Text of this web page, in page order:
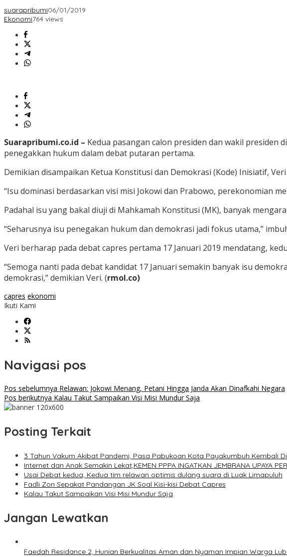
suarapribumi06/01/2019
Ekonomi764 views
Suarapribumi.co.id – Kedua pasangan calon presiden dan wakil presiden
penegakkan hukum dalam debat putaran pertama.
Demikian disampaikan Ketua Konstitusi dan Demokrasi (Kode) Inisiatif,
“Isu dominasi berdasarkan visi misi Jokowi dan Prabowo, perekonomian
Padahal isu yang bakal diuji di Mahkamah Konstitusi (MK), banyak
“Seharusnya isu penegakan hukum dan demokrasi jadi fokus utama,”
Veri berharap pada debat capres pertama 17 Januari 2019 mendatang,
“Semoga nanti pada debat kandidat 17 Januari semakin banyak isu
demokrasi,” demikian Veri. (rmol.co)
capres ekonomi
Ikuti Kami
Navigasi pos
Pos sebelumnya Relawan: Jokowi Menang, Petani Hingga Janda Akan Dinafkahi Negara
Pos berikutnya Kalau Takut Sampaikan Visi Misi Mundur Saja
Posting Terkait
3 Tahun Vakum Akibat Pandemi, Pasa Pabukoan Kota Payakumbuh Kembali
Internet dan Anak Semakin Lekat,KEMEN PPPA INGATKAN JEMBRANA UPAYA
Usai Debat kedua, Kedua tim relawan optimis dulang suara di Luak Limapuluh
Fadli Zon Sepakat Pandangan JK Soal Kisi-kisi Debat Capres
Kalau Takut Sampaikan Visi Misi Mundur Saja
Jangan Lewatkan
Faedah Residance 2, Hunian Berkualitas Aman dan Nyaman Impian Warga